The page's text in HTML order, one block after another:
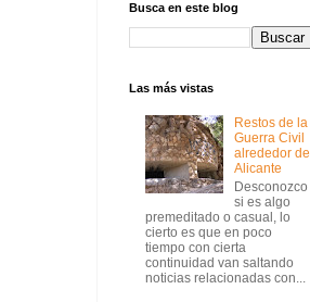
Busca en este blog
Las más vistas
Restos de la
Guerra Civil
alrededor de
Alicante
Desconozco
si es algo
premeditado o casual, lo
cierto es que en poco
tiempo con cierta
continuidad van saltando
noticias relacionadas con...